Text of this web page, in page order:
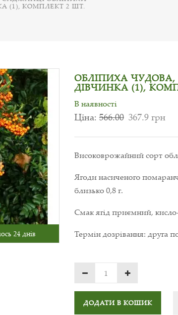
(1), КОМПЛЕКТ 2 ШТ.
24 днів
ОБЛІПИХА ЧУДОВА,
ДІВЧИНКА (1),
В наявності
Ціна: 566.00 367.9 грн
Високоврожайний сорт
Ягоди насиченого
близько 0,8 г.
Смак ягід приємний,
Термін дозрівання: друга
ДОДАТИ В КОШИК